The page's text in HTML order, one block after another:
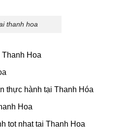
thanh hoa
Thanh Hoa
thực hành tại Thanh Hóa
Hoa
tot nhat tai Thanh Hoa